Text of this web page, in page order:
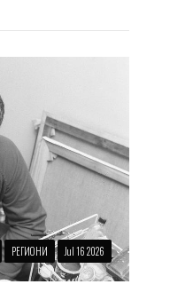
РЕГИОНИ Jul 16 2026